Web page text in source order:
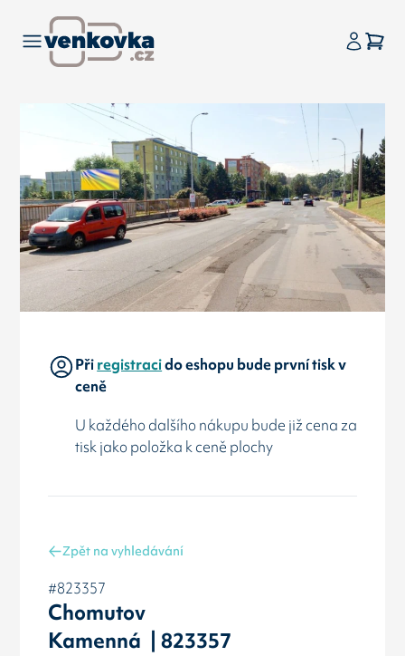
Přiregistracido eshopu bude první tisk v
ceně
U každého dalšího nákupu bude již cena za
tisk jako položka k ceně plochy
Zpět na vyhledávání
#823357
Chomutov
Kamenná | 823357